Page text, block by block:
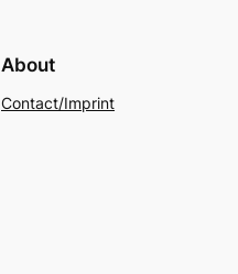
About
Contact/Imprint